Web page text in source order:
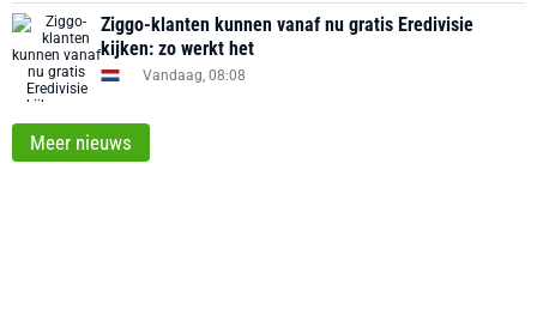
Ziggo-klanten kunnen vanaf nu gratis Eredivisie
kijken: zo werkt het
Vandaag, 08:08
Meer nieuws